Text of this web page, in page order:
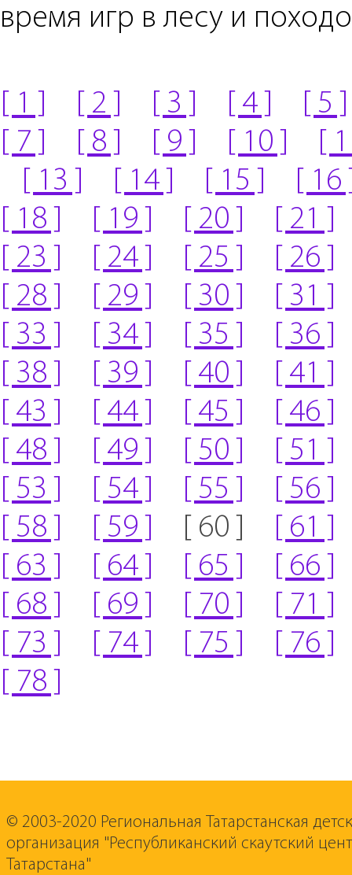
время игр в лесу и
[ 1 ] [ 2 ] [ 3 ] [ 4 ]
[ 5 ]
[ 7 ]
[ 8 ] [ 9 ] [ 10 ]
[
[ 13 ]
[ 14 ] [ 15 ]
[ 16
[ 18 ]
[ 19 ] [ 20 ]
[ 21 ]
[ 23 ]
[ 24 ] [ 25 ]
[ 26 ]
[ 28 ]
[ 29 ] [ 30 ]
[ 31 ]
[ 33 ]
[ 34 ] [ 35 ]
[ 36 ]
[ 38 ]
[ 39 ] [ 40 ]
[ 41 ]
[ 43 ]
[ 44 ] [ 45 ]
[ 46 ]
[ 48 ]
[ 49 ] [ 50 ]
[ 51 ]
[ 53 ]
[ 54 ] [ 55 ]
[ 56 ]
[ 58 ]
[ 59 ] [ 60 ]
[ 61 ]
[ 63 ]
[ 64 ] [ 65 ]
[ 66 ]
[ 68 ]
[ 69 ] [ 70 ]
[ 71 ]
[ 73 ]
[ 74 ] [ 75 ]
[ 76 ]
[ 78 ]
© 2003-2020 Региональная Татарстанская
организация "Республиканский скаутский
Татарстана"